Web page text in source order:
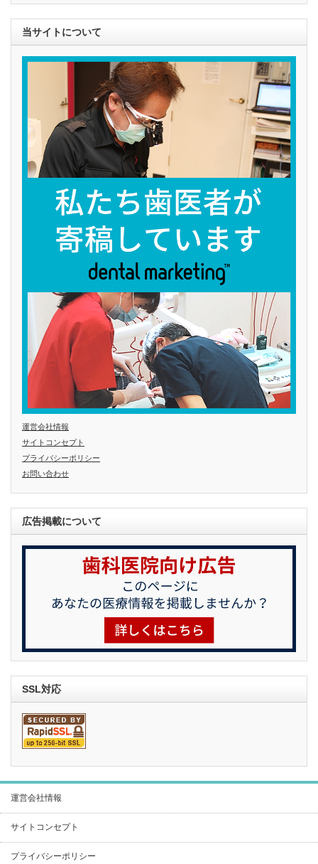
当サイトについて
運営会社情報
サイトコンセプト
プライバシーポリシー
お問い合わせ
広告掲載について
SSL対応
運営会社情報
サイトコンセプト
プライバシーポリシー